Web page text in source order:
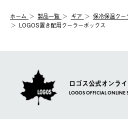
ホーム 製品⼀覧 ギア 保冷保温クー
LOGOS置き配用クーラーボックス
ロゴス公式オンラ
LOGOS OFFICIAL ONLINE